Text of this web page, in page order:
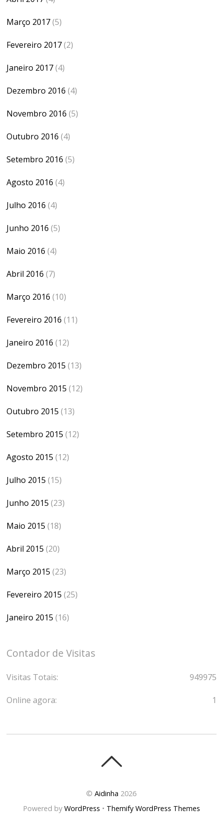
Março 2017(5)
Fevereiro 2017(2)
Janeiro 2017(4)
Dezembro 2016 (4)
Novembro 2016 (5)
Outubro 2016 (4)
Setembro 2016 (5)
Agosto 2016 (4)
Julho 2016 (4)
Junho 2016 (5)
Maio 2016 (4)
Abril 2016 (7)
Março 2016 (10)
Fevereiro 2016 (11)
Janeiro 2016 (12)
Dezembro 2015 (13)
Novembro 2015 (12)
Outubro 2015 (13)
Setembro 2015 (12)
Agosto 2015 (12)
Julho 2015 (15)
Junho 2015 (23)
Maio 2015 (18)
Abril 2015 (20)
Março 2015 (23)
Fevereiro 2015 (25)
Janeiro 2015 (16)
Contador de Visitas
949975
Visitas Totais:
1
Online agora:
©Aidinha 2026
Powered by WordPress • Themify WordPress Themes